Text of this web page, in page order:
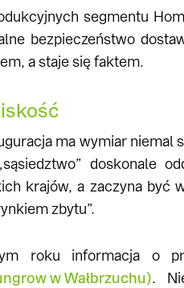
segmentu
bezpieczeństwo
a staje się faktem.
ma wymiar
doskonale
krajów, a zaczyna być
zbytu”.
roku informacja o
w Wałbrzuchu).